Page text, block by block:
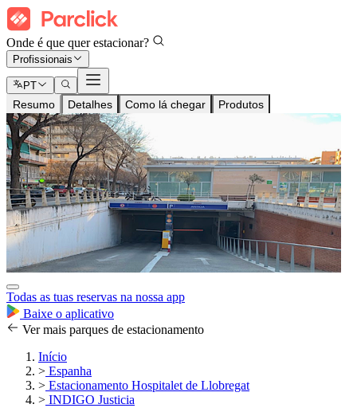
Onde é que quer estacionar?
Profissionais
PT
Resumo Detalhes Como lá chegar Produtos
Todas as tuas reservas na nossa app
Baixe o aplicativo
Ver mais parques de estacionamento
Início
> Espanha
> Estacionamento Hospitalet de Llobregat
> INDIGO Justicia